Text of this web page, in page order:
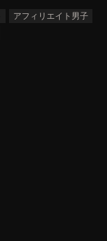
アフィリエイト男子